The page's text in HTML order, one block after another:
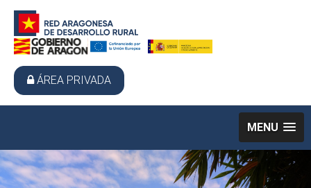
ÁREA PRIVADA
MENU